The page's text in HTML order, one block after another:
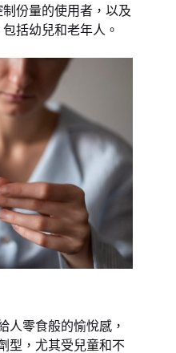
制份量的使用者，以及
括幼兒和老年人。
人零食般的愉悅感，
型，尤其受兒童和不